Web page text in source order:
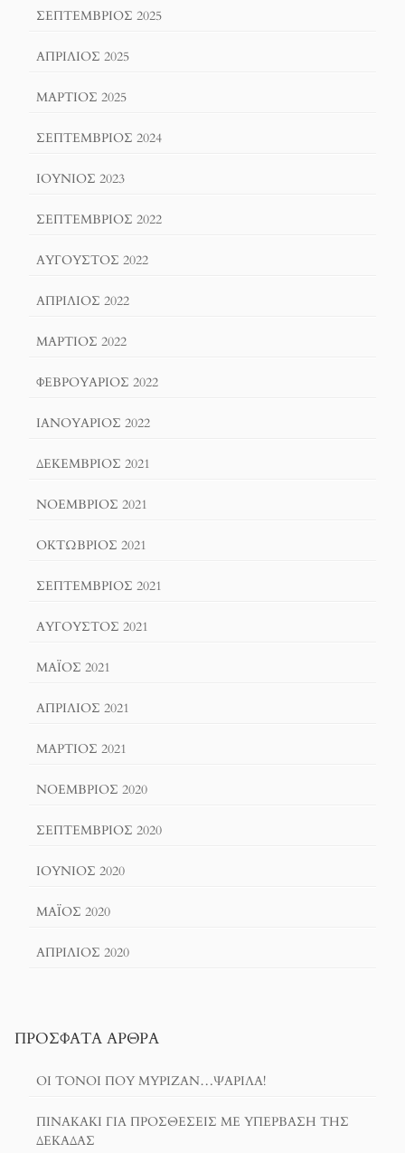
ΣΕΠΤΈΜΒΡΙΟΣ 2025
ΑΠΡΊΛΙΟΣ 2025
ΜΆΡΤΙΟΣ 2025
ΣΕΠΤΈΜΒΡΙΟΣ 2024
ΙΟΎΝΙΟΣ 2023
ΣΕΠΤΈΜΒΡΙΟΣ 2022
ΑΎΓΟΥΣΤΟΣ 2022
ΑΠΡΊΛΙΟΣ 2022
ΜΆΡΤΙΟΣ 2022
ΦΕΒΡΟΥΆΡΙΟΣ 2022
ΙΑΝΟΥΆΡΙΟΣ 2022
ΔΕΚΈΜΒΡΙΟΣ 2021
ΝΟΈΜΒΡΙΟΣ 2021
ΟΚΤΏΒΡΙΟΣ 2021
ΣΕΠΤΈΜΒΡΙΟΣ 2021
ΑΎΓΟΥΣΤΟΣ 2021
ΜΆΙΟΣ 2021
ΑΠΡΊΛΙΟΣ 2021
ΜΆΡΤΙΟΣ 2021
ΝΟΈΜΒΡΙΟΣ 2020
ΣΕΠΤΈΜΒΡΙΟΣ 2020
ΙΟΎΝΙΟΣ 2020
ΜΆΙΟΣ 2020
ΑΠΡΊΛΙΟΣ 2020
ΠΡΌΣΦΑΤΑ ΆΡΘΡΑ
ΟΙ ΤΌΝΟΙ ΠΟΥ ΜΎΡΙΖΑΝ…ΨΑΡΊΛΑ!
ΠΙΝΑΚΆΚΙ ΓΙΑ ΠΡΟΣΘΈΣΕΙΣ ΜΕ ΥΠΈΡΒΑΣΗ ΤΗΣ
ΔΕΚΆΔΑΣ